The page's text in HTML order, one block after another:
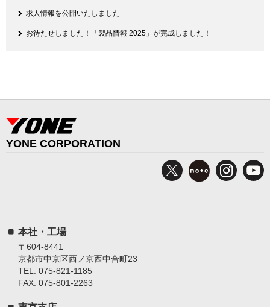
求人情報を公開いたしました
お待たせしました！「製品情報 2025」が完成しました！
YONE CORPORATION
本社・工場
〒604-8441
京都市中京区西ノ京西中合町23
TEL. 075-821-1185
FAX. 075-801-2263